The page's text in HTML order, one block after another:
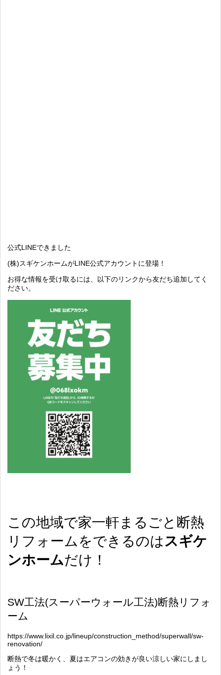
公式LINEできました
(株)スギケンホームがLINE公式アカウントに登場！
お得な情報を受け取るには、以下のリンクから友だち追加してく
ださい。
この地域で家一軒まるごと断熱
リフォームをできるのはスギケ
ンホームだけ！
SW工法(スーパーウォール工法)断熱リフォ
ーム
https://www.lixil.co.jp/lineup/construction_method/superwall/sw-
renovation/
断熱で冬は暖かく、夏はエアコンの効きが良い涼しい家にしまし
ょう！